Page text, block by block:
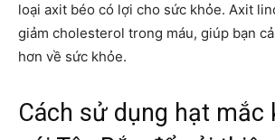
loại axit béo có lợi cho sức khỏe. Axit
giảm cholesterol trong máu, giúp bạn
hơn về sức khỏe.
Cách sử dụng hạt mắc